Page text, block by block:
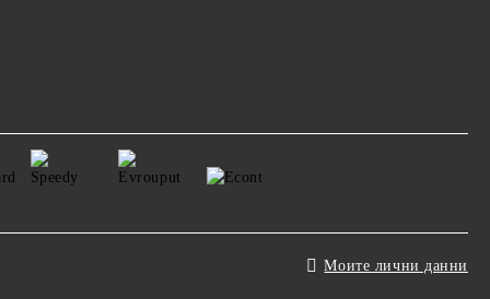
Моите лични данни